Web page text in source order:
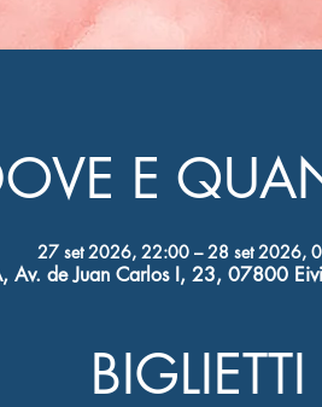
E
27 set 2026, 22:00 – 28 set 2026,
Av. de Juan Carlos I, 23, 07800
BIGLIETTI